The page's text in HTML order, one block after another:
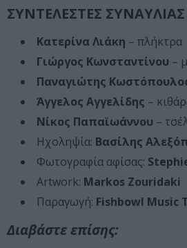
ΣΥΝΤΕΛΕΣΤΕΣ ΣΥΝΑΥΛΙΑΣ
Κατερίνα Λιάκη – πλήκτρα
Γιώργος Κωνσταντίνου –
Παναγιώτης
Άγγελος Αγγελίδης –
Νίκος Παπαϊωάννου –
Ηχοληψία: Βασίλης
Φωτογραφία αφίσας:
Artwork: Markos Zouridaki
Παραγωγή: Fishbowl Music
Διαβάστε επίσης: